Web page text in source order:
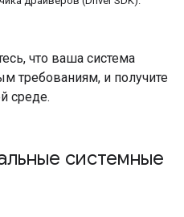
что ваша система
требованиям, и получите
среде.
системные